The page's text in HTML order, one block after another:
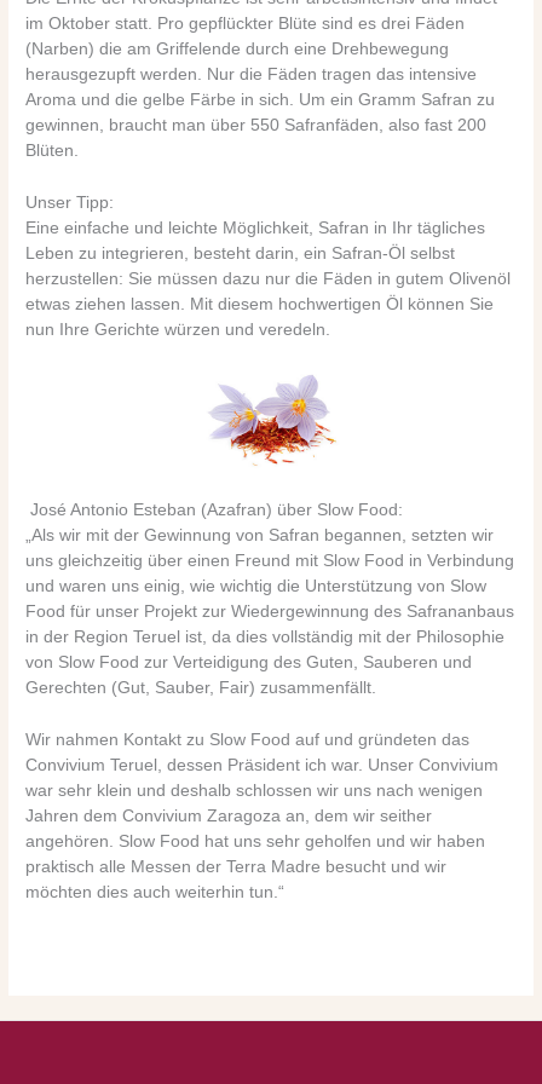
im Oktober statt. Pro gepflückter Blüte sind es drei Fäden
(Narben) die am Griffelende durch eine Drehbewegung
herausgezupft werden. Nur die Fäden tragen das intensive
Aroma und die gelbe Färbe in sich. Um ein Gramm Safran zu
gewinnen, braucht man über 550 Safranfäden, also fast 200
Blüten.
Unser Tipp:
Eine einfache und leichte Möglichkeit, Safran in Ihr tägliches
Leben zu integrieren, besteht darin, ein Safran-Öl selbst
herzustellen: Sie müssen dazu nur die Fäden in gutem Olivenöl
etwas ziehen lassen. Mit diesem hochwertigen Öl können Sie
nun Ihre Gerichte würzen und veredeln.
José Antonio Esteban (Azafran) über Slow Food:
„Als wir mit der Gewinnung von Safran begannen, setzten wir
uns gleichzeitig über einen Freund mit Slow Food in Verbindung
und waren uns einig, wie wichtig die Unterstützung von Slow
Food für unser Projekt zur Wiedergewinnung des Safrananbaus
in der Region Teruel ist, da dies vollständig mit der Philosophie
von Slow Food zur Verteidigung des Guten, Sauberen und
Gerechten (Gut, Sauber, Fair) zusammenfällt.
Wir nahmen Kontakt zu Slow Food auf und gründeten das
Convivium Teruel, dessen Präsident ich war. Unser Convivium
war sehr klein und deshalb schlossen wir uns nach wenigen
Jahren dem Convivium Zaragoza an, dem wir seither
angehören. Slow Food hat uns sehr geholfen und wir haben
praktisch alle Messen der Terra Madre besucht und wir
möchten dies auch weiterhin tun.“